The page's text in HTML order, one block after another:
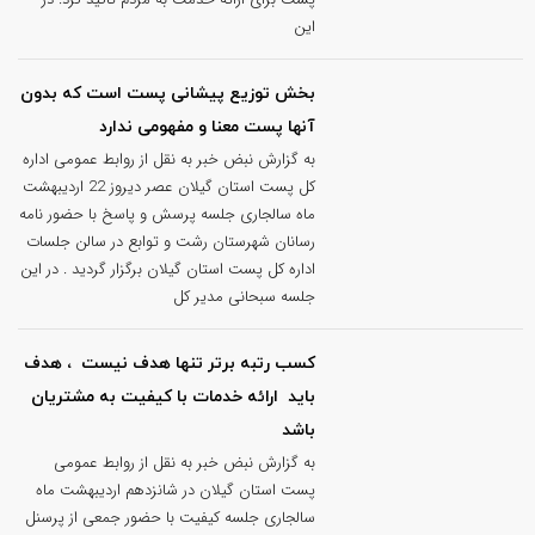
این
بخش توزیع پیشانی پست است كه بدون
آنها پست معنا و مفهومی ندارد
به گزارش نبض خبر به نقل از روابط عمومی اداره
کل پست استان گیلان عصر دیروز 22 اردیبهشت
ماه سالجاری جلسه پرسش و پاسخ با حضور نامه
رسانان شهرستان رشت و توابع در سالن جلسات
اداره کل پست استان گیلان برگزار گردید . در این
جلسه سبحانی مدیر کل
کسب رتبه برتر تنها هدف نیست ، هدف
باید ارائه خدمات با کیفیت به مشتریان
باشد
به گزارش نبض خبر به نقل از روابط عمومی
پست استان گیلان در شانزدهم اردیبهشت ماه
سالجاری جلسه کیفیت با حضور جمعی از پرسنل